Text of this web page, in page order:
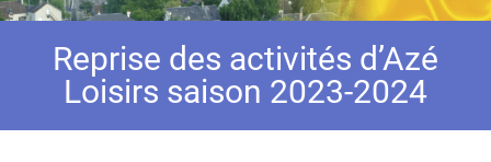
Reprise des activités d’Azé
Loisirs saison 2023-2024